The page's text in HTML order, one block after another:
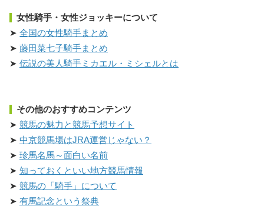
女性騎手・女性ジョッキーについて
全国の女性騎手まとめ
藤田菜七子騎手まとめ
伝説の美人騎手ミカエル・ミシェルとは
その他のおすすめコンテンツ
競馬の魅力と競馬予想サイト
中京競馬場はJRA運営じゃない？
珍馬名馬～面白い名前
知っておくといい地方競馬情報
競馬の「騎手」について
有馬記念という祭典